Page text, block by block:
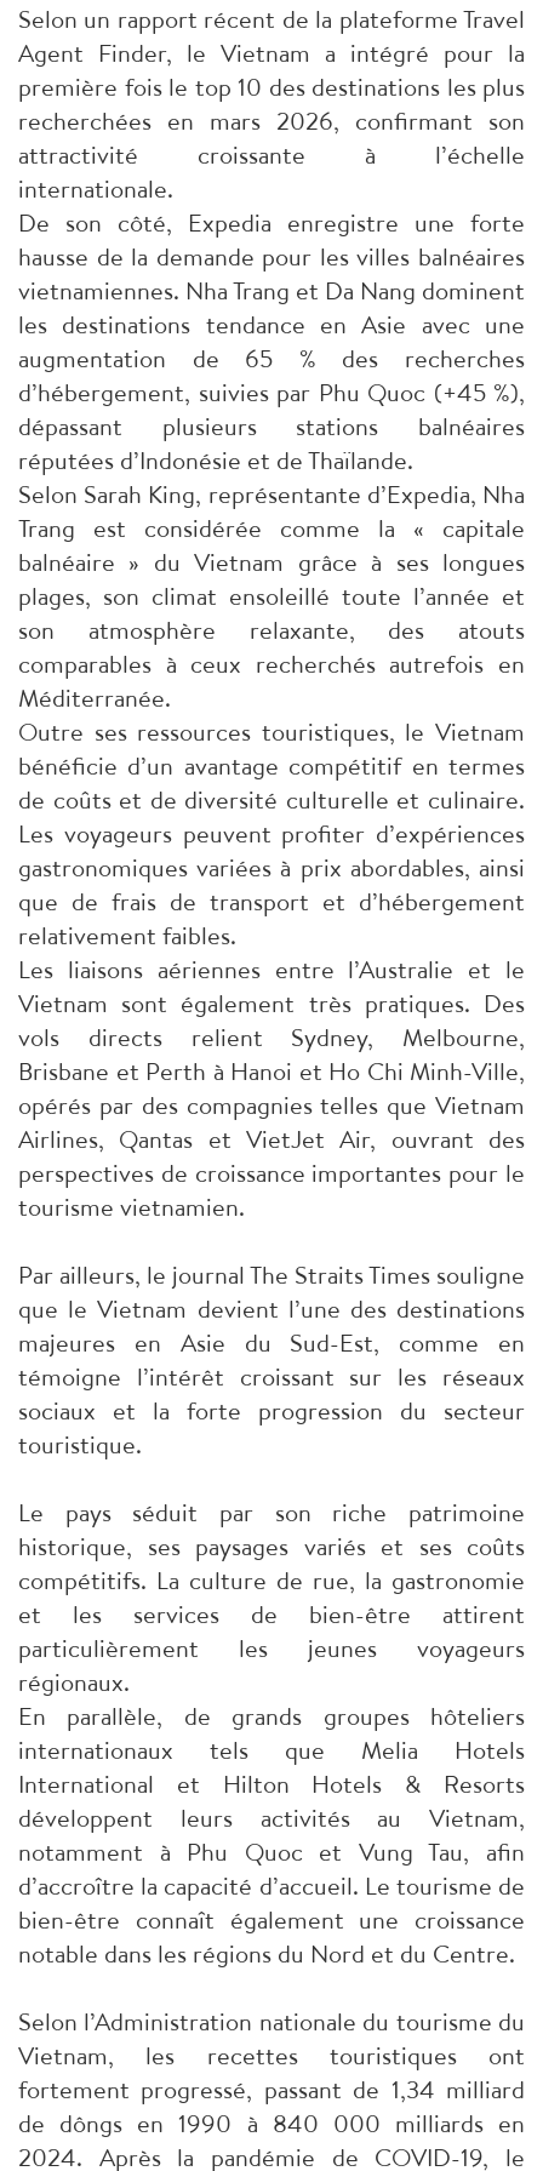
Selon un rapport récent de la plateforme Travel
Agent Finder, le Vietnam a intégré pour la
première fois le top 10 des destinations les plus
recherchées en mars 2026, confirmant son
attractivité croissante à l’échelle
internationale.
De son côté, Expedia enregistre une forte
hausse de la demande pour les villes balnéaires
vietnamiennes. Nha Trang et Da Nang dominent
les destinations tendance en Asie avec une
augmentation de 65 % des recherches
d’hébergement, suivies par Phu Quoc (+45 %),
dépassant plusieurs stations balnéaires
réputées d’Indonésie et de Thaïlande.
Selon Sarah King, représentante d’Expedia, Nha
Trang est considérée comme la « capitale
balnéaire » du Vietnam grâce à ses longues
plages, son climat ensoleillé toute l’année et
son atmosphère relaxante, des atouts
comparables à ceux recherchés autrefois en
Méditerranée.
Outre ses ressources touristiques, le Vietnam
bénéficie d’un avantage compétitif en termes
de coûts et de diversité culturelle et culinaire.
Les voyageurs peuvent profiter d’expériences
gastronomiques variées à prix abordables, ainsi
que de frais de transport et d’hébergement
relativement faibles.
Les liaisons aériennes entre l’Australie et le
Vietnam sont également très pratiques. Des
vols directs relient Sydney, Melbourne,
Brisbane et Perth à Hanoi et Ho Chi Minh-Ville,
opérés par des compagnies telles que Vietnam
Airlines, Qantas et VietJet Air, ouvrant des
perspectives de croissance importantes pour le
tourisme vietnamien.
Par ailleurs, le journal The Straits Times souligne
que le Vietnam devient l’une des destinations
majeures en Asie du Sud-Est, comme en
témoigne l’intérêt croissant sur les réseaux
sociaux et la forte progression du secteur
touristique.
Le pays séduit par son riche patrimoine
historique, ses paysages variés et ses coûts
compétitifs. La culture de rue, la gastronomie
et les services de bien-être attirent
particulièrement les jeunes voyageurs
régionaux.
En parallèle, de grands groupes hôteliers
internationaux tels que Melia Hotels
International et Hilton Hotels & Resorts
développent leurs activités au Vietnam,
notamment à Phu Quoc et Vung Tau, afin
d’accroître la capacité d’accueil. Le tourisme de
bien-être connaît également une croissance
notable dans les régions du Nord et du Centre.
Selon l’Administration nationale du tourisme du
Vietnam, les recettes touristiques ont
fortement progressé, passant de 1,34 milliard
de dôngs en 1990 à 840 000 milliards en
2024. Après la pandémie de COVID-19, le